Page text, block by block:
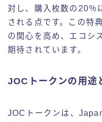
対し、購入枚数の20％
される点です。この特
の関心を高め、エコシ
期待されています。
JOCトークンの用途
JOCトークンは、